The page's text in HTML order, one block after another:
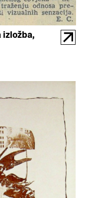
izložba,